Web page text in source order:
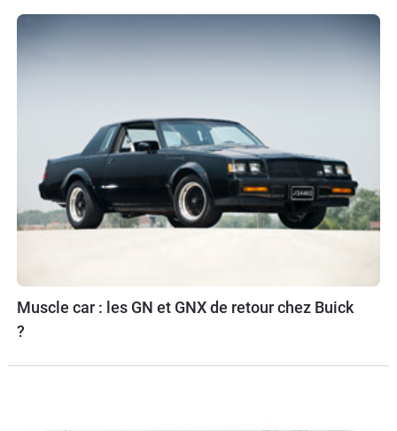
Muscle car : les GN et GNX de retour chez Buick
?